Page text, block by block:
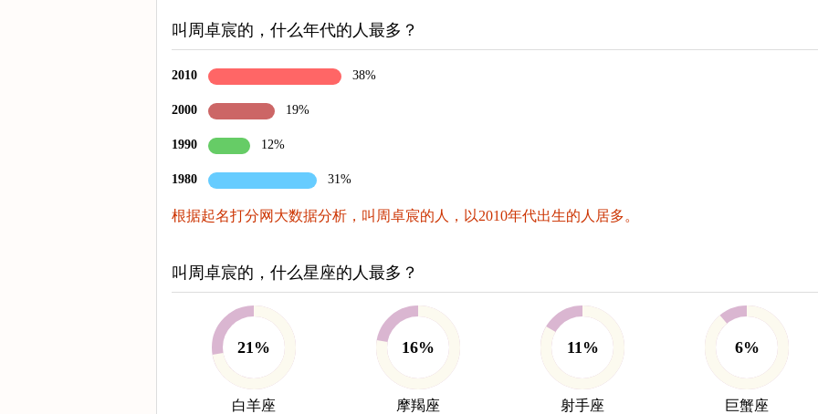
叫周卓宸的，什么年代的人最多？
2010 38%
2000 19%
1990 12%
1980 31%
根据起名打分网大数据分析，叫周卓宸的人，以2010年代出生的人居多。
叫周卓宸的，什么星座的人最多？
21%
白羊座
16%
摩羯座
11%
射手座
6%
巨蟹座